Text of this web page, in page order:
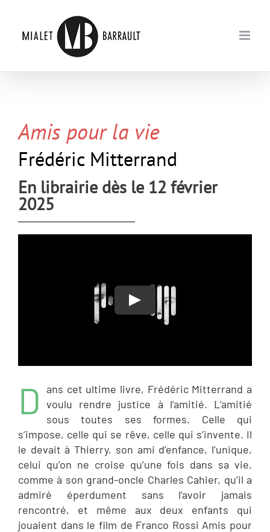
Amis pour la vie
Frédéric Mitterrand
En librairie dès le 12 février
2025
D
ans cet ultime livre, Frédéric Mitterrand a
voulu rendre justice à l’amitié. L’amitié
sous toutes ses formes. Celle qui
s’impose, celle qui se rêve, celle qui s’invente. Il
le devait à Thierry, son ami d’enfance, l’unique,
celui qu’on ne croise qu’une fois dans sa vie,
comme à son grand-oncle Charles Cahier, qu’il a
admiré éperdument sans l’avoir jamais
rencontré, et même aux deux enfants qui
jouaient dans le film de Franco Rossi Amis pour